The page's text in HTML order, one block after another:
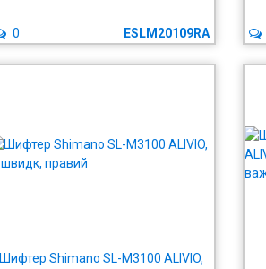
ESLM20109RA
0
Шифтер Shimano SL-M3100 ALIVIO,